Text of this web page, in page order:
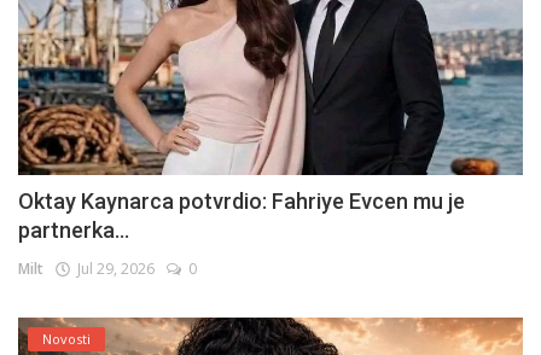
Oktay Kaynarca potvrdio: Fahriye Evcen mu je
partnerka...
Milt Jul 29, 2026 0
Novosti